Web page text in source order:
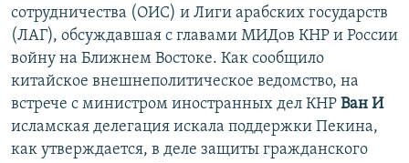
сотрудничества (ОИС) и Лиги арабских государств
(ЛАГ), обсуждавшая с главами МИДов КНР и России
войну на Ближнем Востоке. Как сообщило
китайское внешнеполитическое ведомство, на
встрече с министром иностранных дел КНР Ван И
исламская делегация искала поддержки Пекина,
как утверждается, в деле защиты гражданского